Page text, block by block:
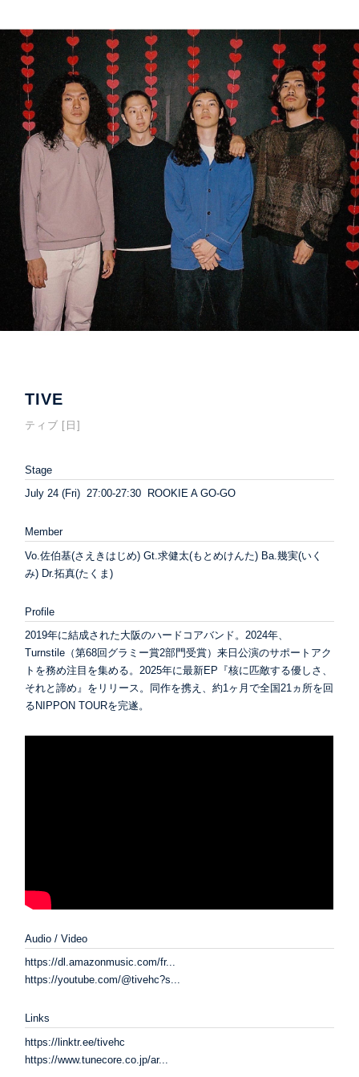
TIVE
ティブ [日]
Stage
July 24 (Fri) 27:00-27:30 ROOKIE A GO-GO
Member
Vo.佐伯基(さえきはじめ) Gt.求健太(もとめけんた) Ba.幾実(いく
み) Dr.拓真(たくま)
Profile
2019年に結成された大阪のハードコアバンド。2024年、
Turnstile（第68回グラミー賞2部門受賞）来日公演のサポートアク
トを務め注目を集める。2025年に最新EP『核に匹敵する優しさ、
それと諦め』をリリース。同作を携え、約1ヶ月で全国21ヵ所を回
るNIPPON TOURを完遂。
Audio / Video
https://dl.amazonmusic.com/fr...
https://youtube.com/@tivehc?s...
Links
https://linktr.ee/tivehc
https://www.tunecore.co.jp/ar...